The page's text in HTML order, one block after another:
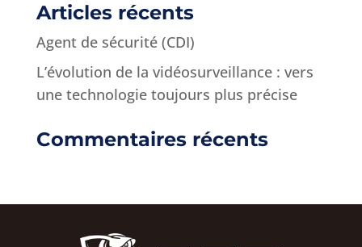
Articles récents
Agent de sécurité (CDI)
L’évolution de la vidéosurveillance : vers
une technologie toujours plus précise
Commentaires récents